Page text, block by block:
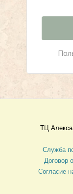
ТЦ
Служба
Договор
Согласие